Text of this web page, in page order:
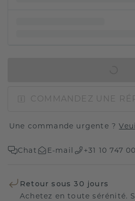
COMMANDEZ UNE
Une commande urgente ?
Chat E-mail +31 10 747
Retour sous 30 jours
Achetez en toute sérénité.